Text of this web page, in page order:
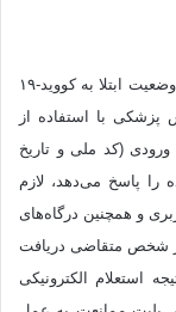
با توجه به این‌که سرویس برخط استعلام الکترونیکی وضعیت ابتلا به کووید-۱۹
با استفاده از
(کد ملی و تاریخ
را پاسخ می‌دهد، لازم
و همچنین درگاه‌های
هر شخص متقاضی دریافت
استعلام الکترونیکی